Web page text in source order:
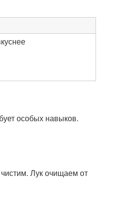
особых навыков.
Лук очищаем от